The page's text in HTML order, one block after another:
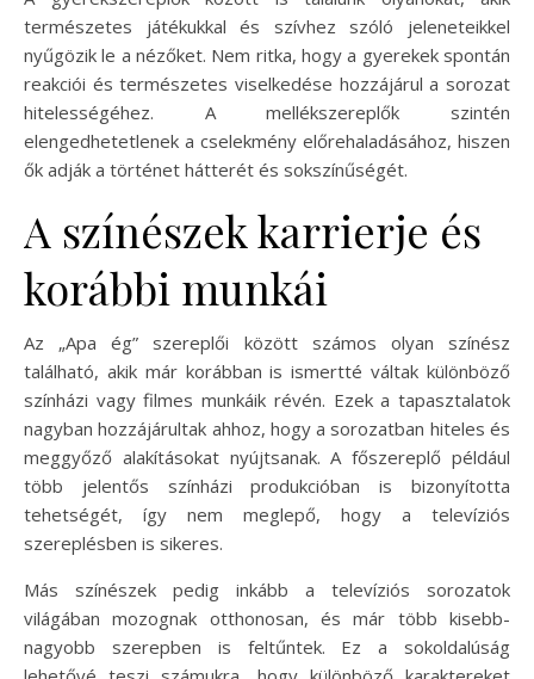
természetes játékukkal és szívhez szóló jeleneteikkel
nyűgözik le a nézőket. Nem ritka, hogy a gyerekek spontán
reakciói és természetes viselkedése hozzájárul a sorozat
hitelességéhez. A mellékszereplők szintén
elengedhetetlenek a cselekmény előrehaladásához, hiszen
ők adják a történet hátterét és sokszínűségét.
A színészek karrierje és
korábbi munkái
Az „Apa ég” szereplői között számos olyan színész
található, akik már korábban is ismertté váltak különböző
színházi vagy filmes munkáik révén. Ezek a tapasztalatok
nagyban hozzájárultak ahhoz, hogy a sorozatban hiteles és
meggyőző alakításokat nyújtsanak. A főszereplő például
több jelentős színházi produkcióban is bizonyította
tehetségét, így nem meglepő, hogy a televíziós
szereplésben is sikeres.
Más színészek pedig inkább a televíziós sorozatok
világában mozognak otthonosan, és már több kisebb-
nagyobb szerepben is feltűntek. Ez a sokoldalúság